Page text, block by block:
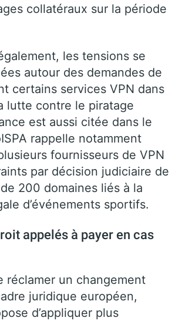
collatéraux sur la période
les tensions se
autour des demandes de
certains services VPN dans
lutte contre le piratage
est aussi citée dans le
rappelle notamment
fournisseurs de VPN
par décision judiciaire de
200 domaines liés à la
d’événements sportifs.
appelés à payer en cas
réclamer un changement
juridique européen,
d’appliquer plus